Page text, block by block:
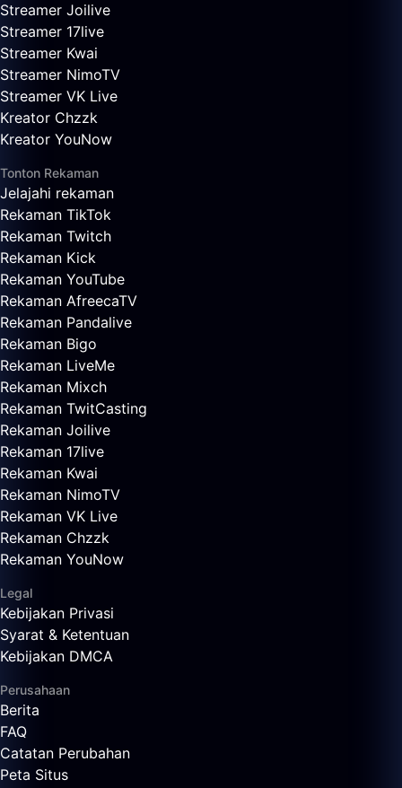
Streamer Joilive
Streamer 17live
Streamer Kwai
Streamer NimoTV
Streamer VK Live
Kreator Chzzk
Kreator YouNow
Tonton Rekaman
Jelajahi rekaman
Rekaman TikTok
Rekaman Twitch
Rekaman Kick
Rekaman YouTube
Rekaman AfreecaTV
Rekaman Pandalive
Rekaman Bigo
Rekaman LiveMe
Rekaman Mixch
Rekaman TwitCasting
Rekaman Joilive
Rekaman 17live
Rekaman Kwai
Rekaman NimoTV
Rekaman VK Live
Rekaman Chzzk
Rekaman YouNow
Legal
Kebijakan Privasi
Syarat & Ketentuan
Kebijakan DMCA
Perusahaan
Berita
FAQ
Catatan Perubahan
Peta Situs